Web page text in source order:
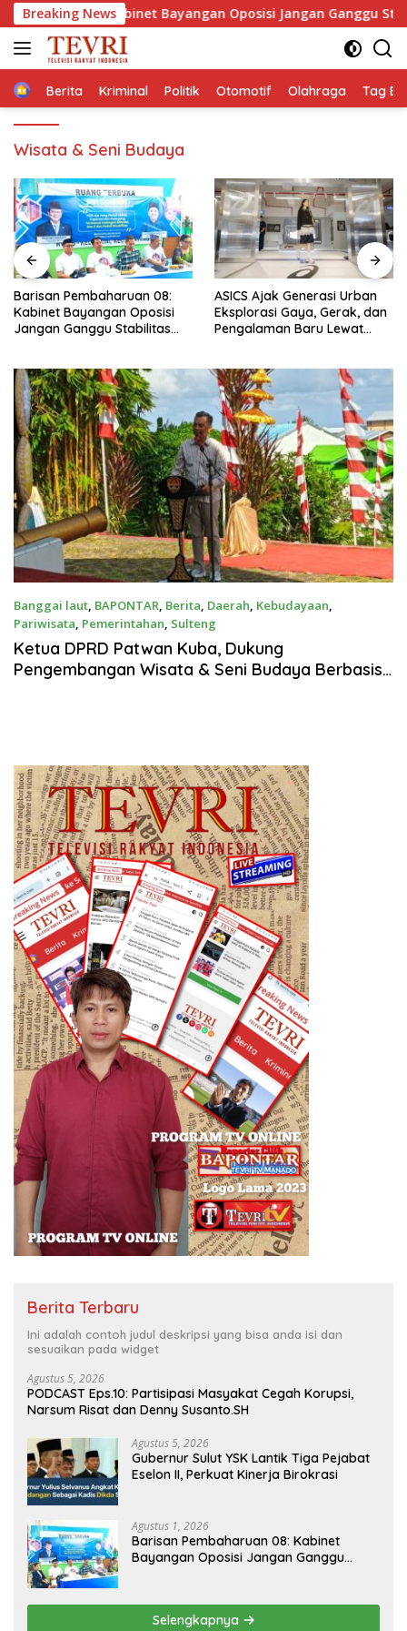
Langsung
ke
konten
Breaking News
08: Kabinet Bayangan Oposisi Jangan Ganggu Stabilitas
HomeBerita Kriminal Politik Otomotif Olahraga Tag
Wisata & Seni Budaya
Pembaharuan 08:
Bayangan Oposisi
Ganggu Stabilitas
ASICS Ajak Generasi Urban
Eksplorasi Gaya, Gerak, dan
Pengalaman Baru Lewat
Banggai laut, BAPONTAR, Berita, Daerah, Kebudayaan,
Pariwisata, Pemerintahan, Sulteng
Juli 23, 2025
Ketua DPRD Patwan Kuba, Dukung
Pengembangan Wisata & Seni Budaya Berbasis
Berita Terbaru
Ini adalah contoh judul deskripsi yang bisa anda isi dan
sesuaikan pada widget
Agustus 5, 2026
PODCAST Eps.10: Partisipasi Masyakat Cegah Korupsi,
Narsum Risat dan Denny Susanto.SH
Agustus 5, 2026
Gubernur Sulut YSK Lantik Tiga Pejabat
Eselon II, Perkuat Kinerja Birokrasi
Agustus 1, 2026
Barisan Pembaharuan 08: Kabinet
Bayangan Oposisi Jangan Ganggu
Selengkapnya